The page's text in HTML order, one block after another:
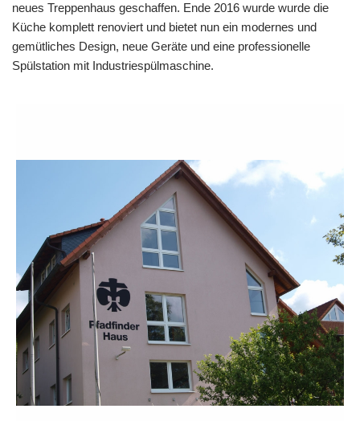
neues Treppenhaus geschaffen. Ende 2016 wurde wurde die
Küche komplett renoviert und bietet nun ein modernes und
gemütliches Design, neue Geräte und eine professionelle
Spülstation mit Industriespülmaschine.